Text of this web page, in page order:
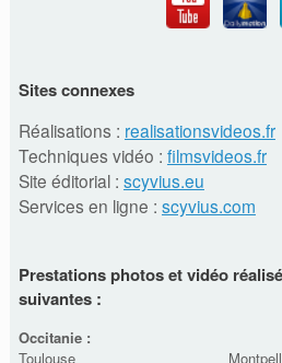
Sites connexes
Réalisations : realisationsvideos.fr
Techniques vidéo : filmsvideos.fr
Site éditorial : scyvius.eu
Services en ligne : scyvius.com
Prestations photos et vidéo
suivantes :
Occitanie :
Toulouse